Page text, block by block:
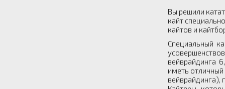
Вы решили
кайт
кайтов и
Специальный
вейврайдинга
иметь отличный
вейврайдинга),